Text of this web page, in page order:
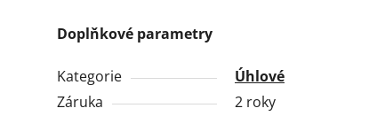
Doplňkové parametry
Kategorie
Úhlové
Záruka
2 roky